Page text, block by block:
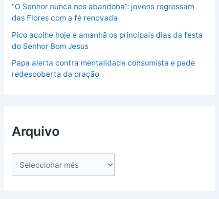
“O Senhor nunca nos abandona”: jovens regressam
das Flores com a fé renovada
Pico acolhe hoje e amanhã os principais dias da festa
do Senhor Bom Jesus
Papa alerta contra mentalidade consumista e pede
redescoberta da oração
Arquivo